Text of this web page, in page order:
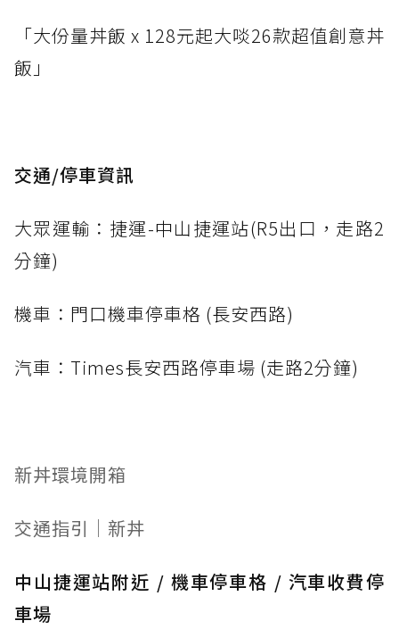
「大份量丼飯 x 128元起大啖26款超值創意丼
飯」
交通/停車資訊
大眾運輸：捷運-中山捷運站(R5出口，走路2
分鐘)
機車：門口機車停車格 (長安西路)
汽車：Times長安西路停車場 (走路2分鐘)
新丼環境開箱
交通指引│新丼
中山捷運站附近 / 機車停車格 / 汽車收費停
車場